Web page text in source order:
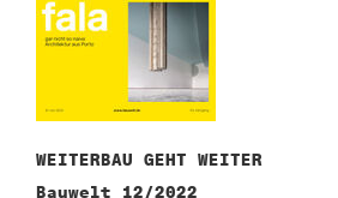
WEITERBAU GEHT WEITER
Bauwelt 12/2022